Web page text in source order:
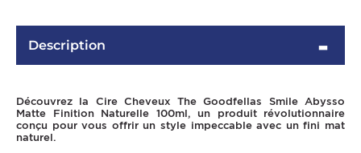
Description
Découvrez la Cire Cheveux The Goodfellas Smile Abysso
Matte Finition Naturelle 100ml, un produit révolutionnaire
conçu pour vous offrir un style impeccable avec un fini mat
naturel.